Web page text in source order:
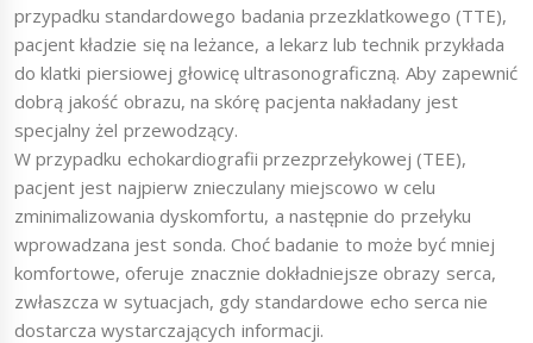
przypadku standardowego badania przezklatkowego (TTE),
pacjent kładzie się na leżance, a lekarz lub technik przykłada
do klatki piersiowej głowicę ultrasonograficzną. Aby zapewnić
dobrą jakość obrazu, na skórę pacjenta nakładany jest
specjalny żel przewodzący.
W przypadku echokardiografii przezprzełykowej (TEE),
pacjent jest najpierw znieczulany miejscowo w celu
zminimalizowania dyskomfortu, a następnie do przełyku
wprowadzana jest sonda. Choć badanie to może być mniej
komfortowe, oferuje znacznie dokładniejsze obrazy serca,
zwłaszcza w sytuacjach, gdy standardowe echo serca nie
dostarcza wystarczających informacji.